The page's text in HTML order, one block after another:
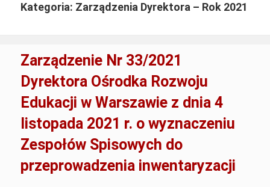
tle
tle
tle
Kategoria: Zarządzenia Dyrektora – Rok 2021
Zarządzenie Nr 33/2021
Dyrektora Ośrodka Rozwoju
Edukacji w Warszawie z dnia 4
listopada 2021 r. o wyznaczeniu
Zespołów Spisowych do
przeprowadzenia inwentaryzacji